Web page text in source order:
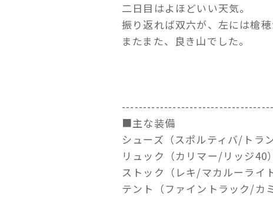
二日目はよほどいい天気。
振り返れば双六が、左には槍
またまた、良き山でした。
■主な装備
シューズ（スポルティバ/トラ
リュック（カリマー/リッジ40）
ストック（レキ/マカルーライト
テント（ファイントラック/カ